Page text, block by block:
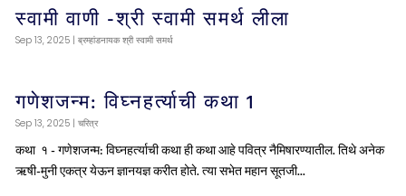
स्वामी वाणी -श्री स्वामी समर्थ लीला
Sep 13, 2025| ब्रम्हांडनायक श्री स्वामी समर्थ
गणेशजन्म: विघ्नहर्त्याची कथा 1
Sep 13, 2025| चरित्र
कथा १ - गणेशजन्म: विघ्नहर्त्याची कथा ही कथा आहे पवित्र नैमिषारण्यातील. तिथे अनेक
ऋषी-मुनी एकत्र येऊन ज्ञानयज्ञ करीत होते. त्या सभेत महान सूतजी...